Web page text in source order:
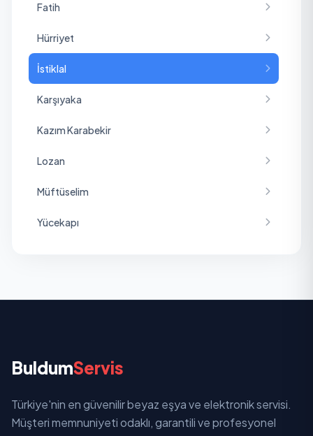
Fatih
Hürriyet
İstiklal
Karşıyaka
Kazım Karabekir
Lozan
Müftüselim
Yücekapı
BuldumServis
Türkiye'nin en güvenilir beyaz eşya ve elektronik servisi.
Müşteri memnuniyeti odaklı, garantili ve profesyonel